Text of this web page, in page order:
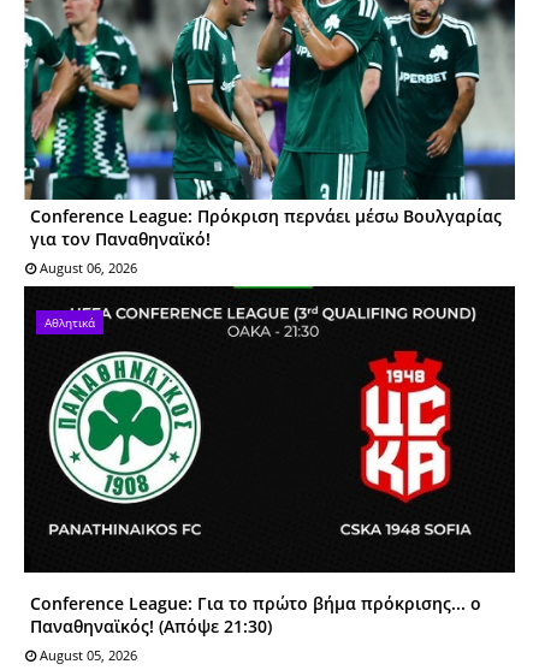
Conference League: Πρόκριση περνάει μέσω Βουλγαρίας
για τον Παναθηναϊκό!
August 06, 2026
Αθλητικά
Conference League: Για το πρώτο βήμα πρόκρισης... ο
Παναθηναϊκός! (Απόψε 21:30)
August 05, 2026